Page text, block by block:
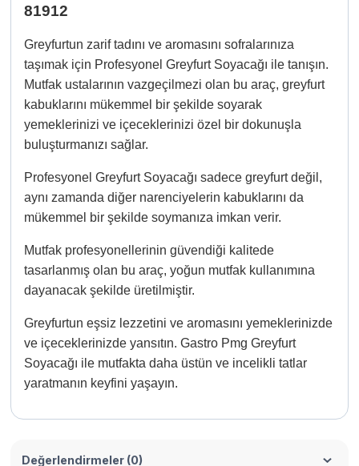
81912
Greyfurtun zarif tadını ve aromasını sofralarınıza
taşımak için Profesyonel Greyfurt Soyacağı ile tanışın.
Mutfak ustalarının vazgeçilmezi olan bu araç, greyfurt
kabuklarını mükemmel bir şekilde soyarak
yemeklerinizi ve içeceklerinizi özel bir dokunuşla
buluşturmanızı sağlar.
Profesyonel Greyfurt Soyacağı sadece greyfurt değil,
aynı zamanda diğer narenciyelerin kabuklarını da
mükemmel bir şekilde soymanıza imkan verir.
Mutfak profesyonellerinin güvendiği kalitede
tasarlanmış olan bu araç, yoğun mutfak kullanımına
dayanacak şekilde üretilmiştir.
Greyfurtun eşsiz lezzetini ve aromasını yemeklerinizde
ve içeceklerinizde yansıtın. Gastro Pmg Greyfurt
Soyacağı ile mutfakta daha üstün ve incelikli tatlar
yaratmanın keyfini yaşayın.
Değerlendirmeler (0)